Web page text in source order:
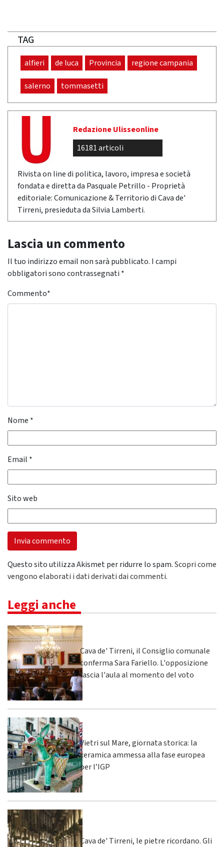
TAG
alfieri de luca Provincia regione campania
salerno tommasetti
Redazione Ulisseonline
16181 articoli
Rivista on line di politica, lavoro, impresa e società
fondata e diretta da Pasquale Petrillo - Proprietà
editoriale: Comunicazione & Territorio di Cava de'
Tirreni, presieduta da Silvia Lamberti.
Lascia un commento
Il tuo indirizzo email non sarà pubblicato. I campi
obbligatori sono contrassegnati *
Commento*
Nome *
Email *
Sito web
Questo sito utilizza Akismet per ridurre lo spam.Scopri come
vengono elaborati i dati derivati dai commenti.
Leggi anche
Cava de' Tirreni, il Consiglio comunale
conferma Sara Fariello. L'opposizione
lascia l'aula al momento del voto
Vietri sul Mare, giornata storica: la
ceramica ammessa alla fase europea
per l’IGP
Cava de' Tirreni, le pietre ricordano. Gli